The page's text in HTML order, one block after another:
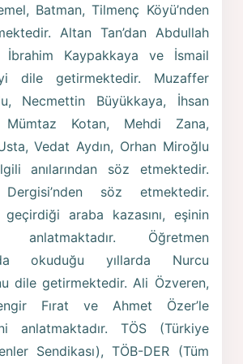
Batman, Tilmenç Köyü’nden
Altan Tan’dan Abdullah
İbrahim Kaypakkaya ve İsmail
dile getirmektedir. Muzaffer
Necmettin Büyükkaya, İhsan
Mümtaz Kotan, Mehdi Zana,
Vedat Aydın, Orhan Miroğlu
anılarından söz etmektedir.
Dergisi’nden söz etmektedir.
geçirdiği araba kazasını, eşinin
anlatmaktadır. Öğretmen
okuduğu yıllarda Nurcu
dile getirmektedir. Ali Özveren,
Fırat ve Ahmet Özer’le
anlatmaktadır. TÖS (Türkiye
Sendikası), TÖB-DER (Tüm